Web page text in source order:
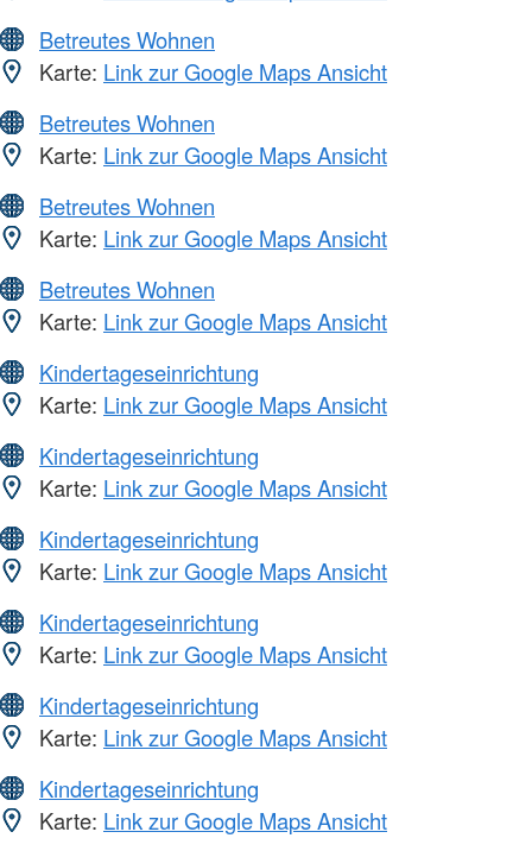
Betreutes Wohnen
Karte: Link zur Google Maps Ansicht
Betreutes Wohnen
Karte: Link zur Google Maps Ansicht
Betreutes Wohnen
Karte: Link zur Google Maps Ansicht
Betreutes Wohnen
Karte: Link zur Google Maps Ansicht
Kindertageseinrichtung
Karte: Link zur Google Maps Ansicht
Kindertageseinrichtung
Karte: Link zur Google Maps Ansicht
Kindertageseinrichtung
Karte: Link zur Google Maps Ansicht
Kindertageseinrichtung
Karte: Link zur Google Maps Ansicht
Kindertageseinrichtung
Karte: Link zur Google Maps Ansicht
Kindertageseinrichtung
Karte: Link zur Google Maps Ansicht